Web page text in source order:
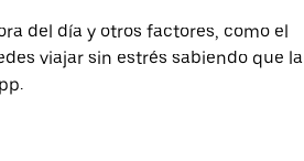
del día y otros factores, como el
viajar sin estrés sabiendo que la